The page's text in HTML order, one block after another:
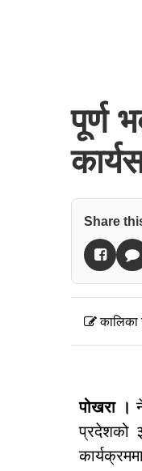
पूर्ण
Share
पोखरा ।
प्रदेशको